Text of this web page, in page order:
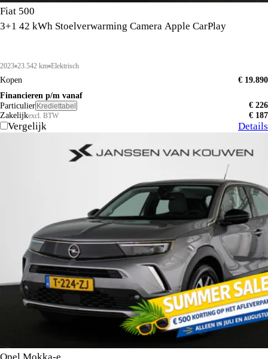
Fiat 500
3+1 42 kWh Stoelverwarming Camera Apple CarPlay
2023 23.542 km Elektrisch
Kopen
€ 19.890
Financieren p/m vanaf
Particulier Krediettabel
€ 226
Zakelijkexcl. BTW € 187
Vergelijk Details